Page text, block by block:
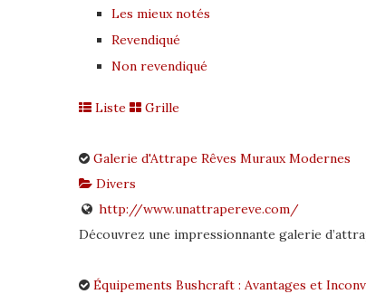
Les mieux notés
Revendiqué
Non revendiqué
Liste Grille
Galerie d'Attrape Rêves Muraux Modernes
Divers
http://www.unattrapereve.com/
Découvrez une impressionnante galerie
Équipements Bushcraft : Avantages et